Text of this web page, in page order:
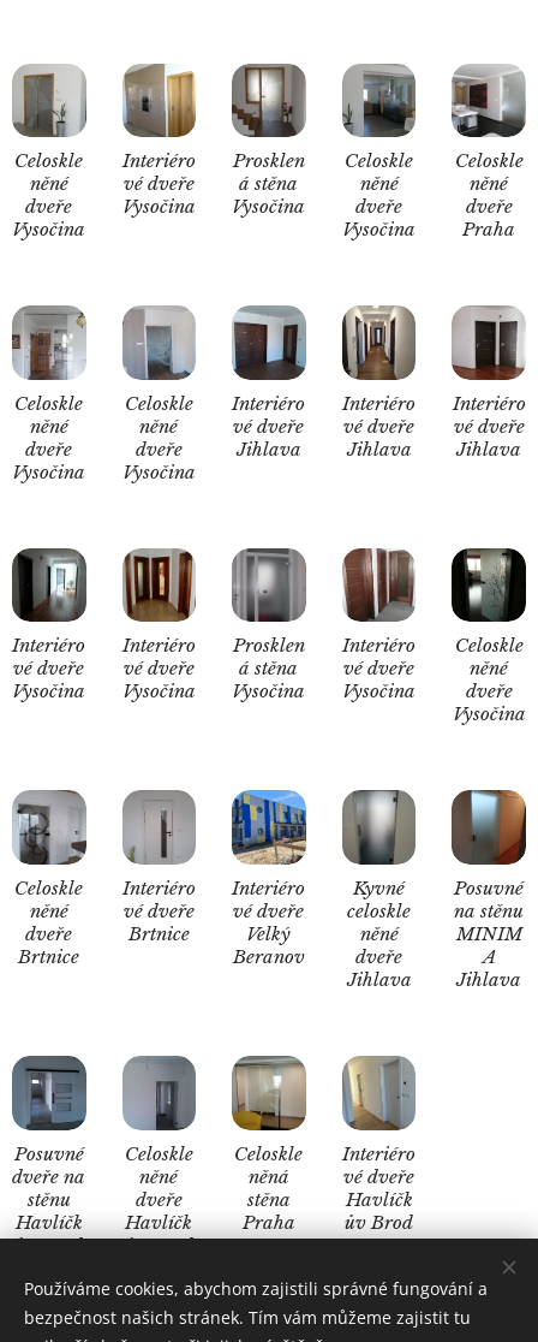
Celoskle
něné
dveře
Vysočina
Interiéro
vé dveře
Vysočina
Prosklen
á stěna
Vysočina
Celoskle
něné
dveře
Vysočina
Celoskle
něné
dveře
Praha
Celoskle
něné
dveře
Vysočina
Celoskle
něné
dveře
Vysočina
Interiéro
vé dveře
Jihlava
Interiéro
vé dveře
Jihlava
Interiéro
vé dveře
Jihlava
Interiéro
vé dveře
Vysočina
Interiéro
vé dveře
Vysočina
Prosklen
á stěna
Vysočina
Interiéro
vé dveře
Vysočina
Celoskle
něné
dveře
Vysočina
Celoskle
něné
dveře
Brtnice
Interiéro
vé dveře
Brtnice
Interiéro
vé dveře
Velký
Beranov
Kyvné
celoskle
něné
dveře
Jihlava
Posuvné
na stěnu
MINIM
A
Jihlava
Posuvné
dveře na
stěnu
Havlíčk
ův Brod
Celoskle
něné
dveře
Havlíčk
ův Brod
Celoskle
něná
stěna
Praha
Interiéro
vé dveře
Havlíčk
ův Brod
Používáme cookies, abychom zajistili správné fungování a
bezpečnost našich stránek. Tím vám můžeme zajistit tu